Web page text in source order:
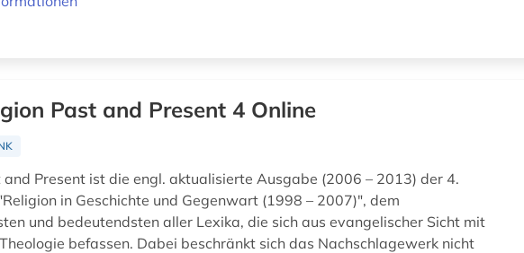
Past and Present 4 Online
and Present ist die engl. aktualisierte Ausgabe (2006 – 2013) der 4.
in Geschichte und Gegenwart (1998 – 2007)", dem
und bedeutendsten aller Lexika, die sich aus evangelischer Sicht mit
befassen. Dabei beschränkt sich das Nachschlagewerk nicht